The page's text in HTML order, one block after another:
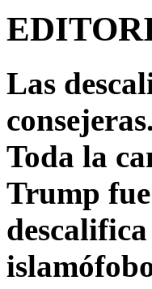
Las
Toda la
Trump